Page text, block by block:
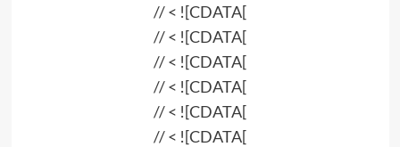
// < ![CDATA[
// < ![CDATA[
// < ![CDATA[
// < ![CDATA[
// < ![CDATA[
// < ![CDATA[